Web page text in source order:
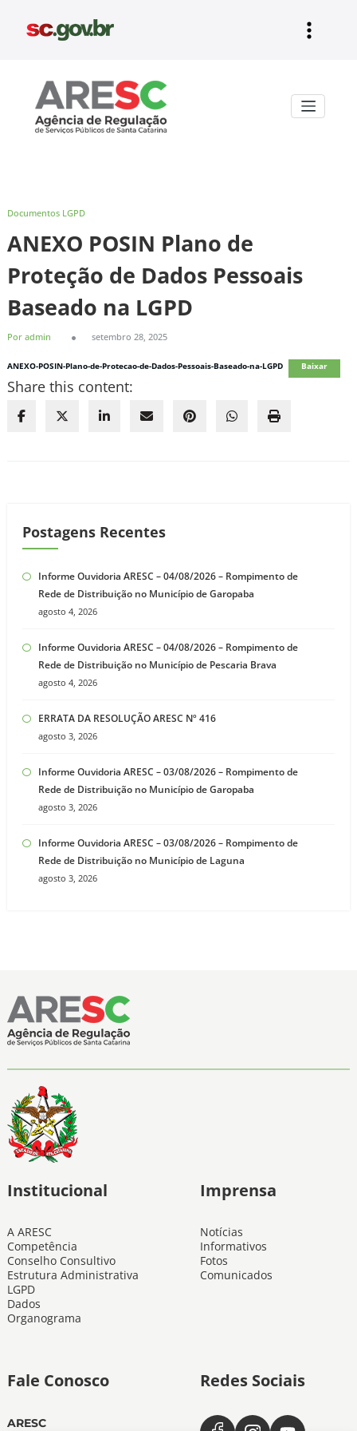
Documentos LGPD
ANEXO POSIN Plano de
Proteção de Dados Pessoais
Baseado na LGPD
Por admin setembro 28, 2025
ANEXO-POSIN-Plano-de-Protecao-de-Dados-Pessoais-Baseado-na-LGPD Baixar
Share this content:
Postagens Recentes
Informe Ouvidoria ARESC – 04/08/2026 – Rompimento de
Rede de Distribuição no Município de Garopaba
agosto 4, 2026
Informe Ouvidoria ARESC – 04/08/2026 – Rompimento de
Rede de Distribuição no Município de Pescaria Brava
agosto 4, 2026
ERRATA DA RESOLUÇÃO ARESC Nº 416
agosto 3, 2026
Informe Ouvidoria ARESC – 03/08/2026 – Rompimento de
Rede de Distribuição no Município de Garopaba
agosto 3, 2026
Informe Ouvidoria ARESC – 03/08/2026 – Rompimento de
Rede de Distribuição no Município de Laguna
agosto 3, 2026
Institucional
A ARESC
Competência
Conselho Consultivo
Estrutura Administrativa
LGPD
Dados
Organograma
Imprensa
Notícias
Informativos
Fotos
Comunicados
Fale Conosco
ARESC
Redes Sociais